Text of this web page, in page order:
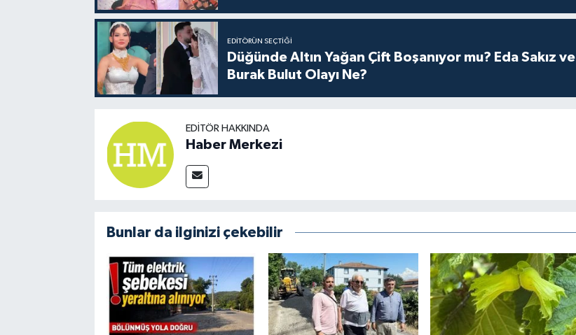
EDITÖRÜN SEÇTIĞI
Düğünde Altın Yağan Çift Boşanıyor mu? Eda Sakız ve
Burak Bulut Olayı Ne?
EDITÖR HAKKINDA
Haber Merkezi
Bunlar da ilginizi çekebilir